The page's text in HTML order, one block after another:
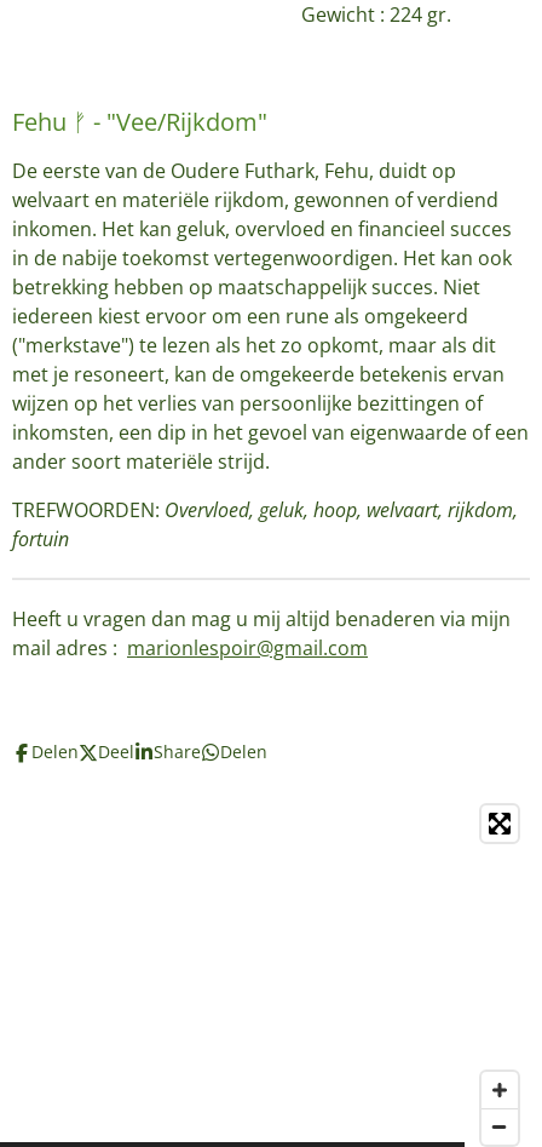
Gewicht : 224 gr.
Fehu ᚠ - "Vee/Rijkdom"
De eerste van de Oudere Futhark, Fehu, duidt op
welvaart en materiële rijkdom, gewonnen of verdiend
inkomen. Het kan geluk, overvloed en financieel succes
in de nabije toekomst vertegenwoordigen. Het kan ook
betrekking hebben op maatschappelijk succes. Niet
iedereen kiest ervoor om een rune als omgekeerd
("merkstave") te lezen als het zo opkomt, maar als dit
met je resoneert, kan de omgekeerde betekenis ervan
wijzen op het verlies van persoonlijke bezittingen of
inkomsten, een dip in het gevoel van eigenwaarde of een
ander soort materiële strijd.
TREFWOORDEN: Overvloed, geluk, hoop, welvaart, rijkdom,
fortuin
Heeft u vragen dan mag u mij altijd benaderen via mijn
mail adres : marionlespoir@gmail.com
Delen Deel Share Delen